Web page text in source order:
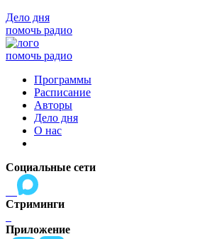
Дело дня
помочь радио
помочь радио
Программы
Расписание
Авторы
Дело дня
О нас
Социальные сети
Стриминги
Приложение